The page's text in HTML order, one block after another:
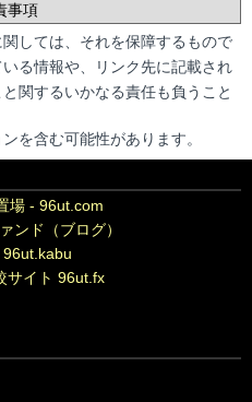
事項
しては、それを保障するもので
る情報や、リンク先に記載され
関するいかなる責任も負うこと
を含む可能性があります。
場 - 96ut.com
ンド（ブログ）
サイト 96ut.fx